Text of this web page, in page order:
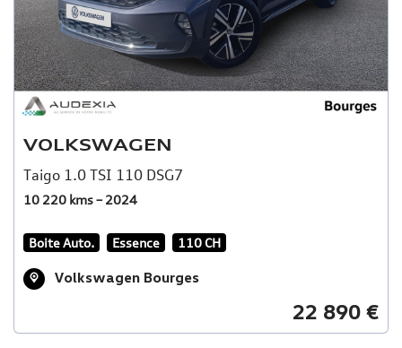
VOLKSWAGEN
Taigo 1.0 TSI 110 DSG7
10 220 kms – 2024
Boite Auto. Essence 110 CH
Volkswagen Bourges
22 890 €